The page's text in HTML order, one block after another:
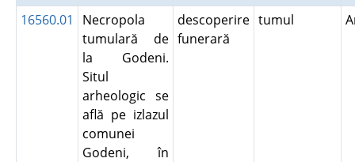
16560.01
Necropola
tumulară de
la Godeni.
Situl
arheologic se
află pe izlazul
comunei
Godeni, în
descoperire
funerară
tumul